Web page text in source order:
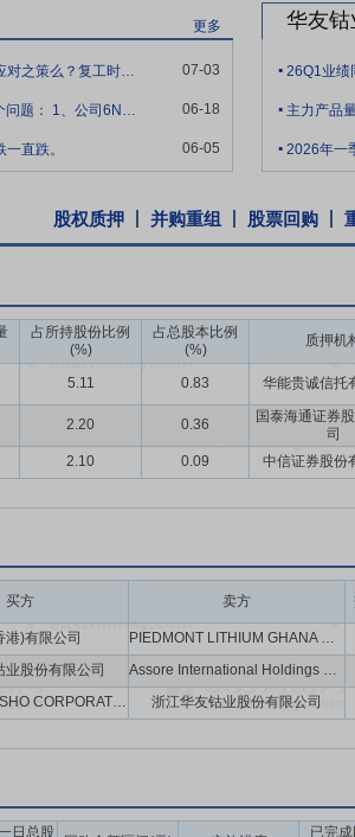
共建、共赢未来”的开放战略，积极参与海外
中间品生产能力。此外，与淡水河谷印尼、
Sorowako湿法项目前期工作有序推进。在刚
冶一体化”的资源高效利用模式，有效降低
，作为新能源锂电材料行业的核心供应商，
苹果，华为，小米，ViVo，OPPO，联想，
先的现代化管理体系，以战略为引领、以业务
的“华友特色战略体系”，始终坚持以战略牵
标准成本核算体系为基础，以划小核算单元
员工增收的良性发展格局。拥有高质量的人
保障。构建了集团化的资金管理体系，具备
保管理体系，全面筑牢生产运营的安全环保
，提升采购效率与成本控制能力。具备健全
“极低成本、极高效率、极致能效”的极致制造
线自动化、制造智能化、运营数字化、产业
料行业最早引进国际ESG标准和管理体系的
环节。2025年，公司将ESG从“基础管理要求
造具有华友特色的ESG实践。公司贯彻“安全
色华友。打造负责任矿产供应链，持续强化
疗、基础设施及环境的协同发展，实现企业
榜单，蝉联《财富》中国ESG影响力榜（
更多
华友钴业印尼分厂停产检修是由于硫磺长价的被迫应对之策么？复工时间是依据硫磺价格行 07-03
董秘您好，市场关注AI产业链原材料需求，请教三个问题： 1、公司6N电子级红磷量 06-18
直跌。 06-05
华友钴
. 26Q1业绩
. 主力产品
. 2026年一
股权质押 并购重组 股票回购
占所持股份比例
(%)
占总股本比例
(%)
质押机
5.11 0.83 华能贵诚信托
2.20 0.36
国泰海通证券
司
2.10 0.09 中信证券股份
买方 卖方
港)有限公司 PIEDMONT LITHIUM GHANA HOLDINGS,LLC
业股份有限公司 Assore International Holdings Limited等股东
TOYOTAT SUSHO CORPORATION 浙江华友钴业股份有限公司
日总股 已完